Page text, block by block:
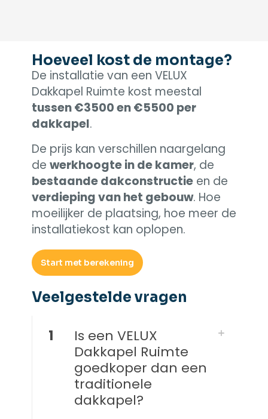
Hoeveel kost de montage?
De installatie van een VELUX
Dakkapel Ruimte kost meestal
tussen €3500 en €5500 per
dakkapel.
De prijs kan verschillen naargelang
de werkhoogte in de kamer, de
bestaande dakconstructie en de
verdieping van het gebouw. Hoe
moeilijker de plaatsing, hoe meer de
installatiekost kan oplopen.
Start met berekening
Veelgestelde vragen​
1
Is een VELUX
Dakkapel Ruimte
goedkoper dan een
traditionele
dakkapel?